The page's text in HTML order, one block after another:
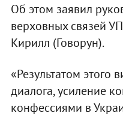
Об этом заявил
верховных связей
Кирилл (Говорун).
«Результатом этого
диалога, усиление
конфессиями в